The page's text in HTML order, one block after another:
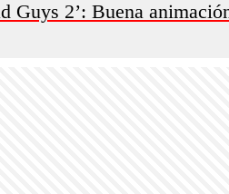
Guys 2’: Buena